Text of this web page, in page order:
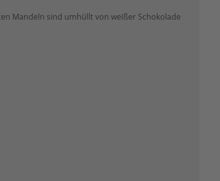
Mandeln sind umhüllt von weißer Schokolade